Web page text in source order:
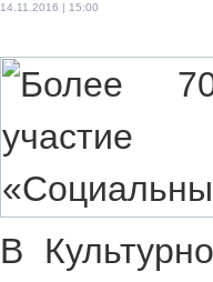
14.11.2016 | 15:00
В